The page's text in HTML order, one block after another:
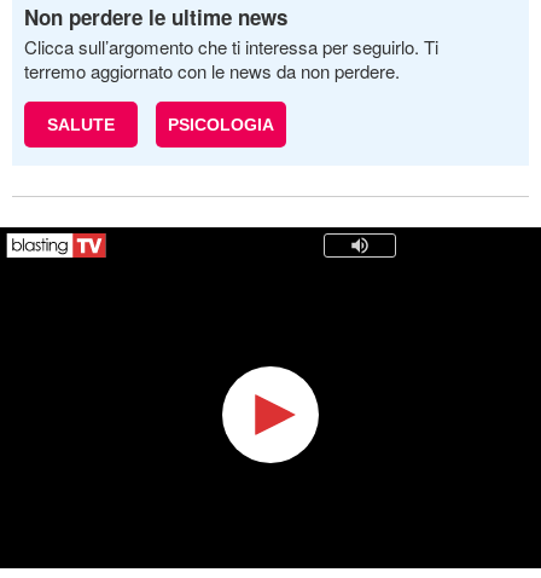
Non perdere le ultime news
Clicca sull’argomento che ti interessa per seguirlo. Ti
terremo aggiornato con le news da non perdere.
SALUTE PSICOLOGIA